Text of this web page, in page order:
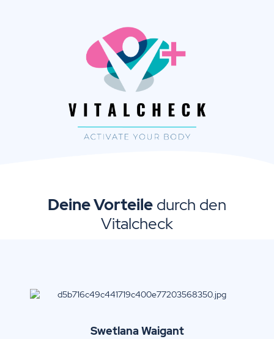
Deine Vorteile durch den
Vitalcheck
Swetlana Waigant